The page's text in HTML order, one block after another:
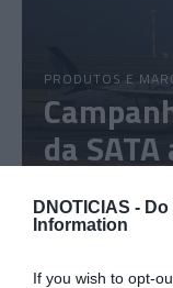
DNOTICIAS -
Information
If you wish to opt-
PRODUTOS E
da
31 Jul 10:36